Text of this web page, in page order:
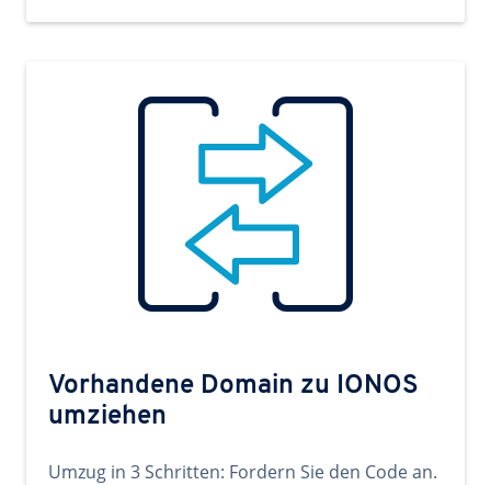
Vorhandene Domain zu IONOS
umziehen
Umzug in 3 Schritten: Fordern Sie den Code an.